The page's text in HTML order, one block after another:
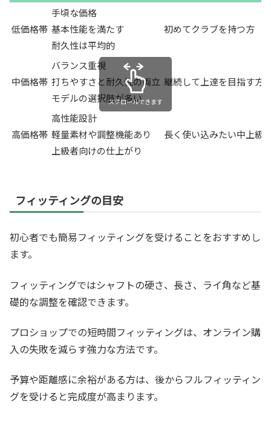
低価格帯
手頃な価格
基本性能を満たす
耐久性は平均的
初めてクラブを持つ方
中価格帯
バランス重視
打ちやすさと耐久性の両立
モデルの選択肢が多い
継続して上達を目指す方
高価格帯
高性能設計
軽量素材や調整機能あり
上級者向けの仕上がり
長く使い込みたい中上級
スクロールできます
フィッティングの目安
初心者でも簡易フィッティングを受けることをおすすめし
ます。
フィッティングではシャフトの硬さ、長さ、ライ角など基
礎的な調整を確認できます。
プロショップでの短時間フィッティングは、オンライン購
入の失敗を減らす強力な方法です。
予算や距離感に余裕がある方は、後からフルフィッティン
グを受けると完成度が高まります。